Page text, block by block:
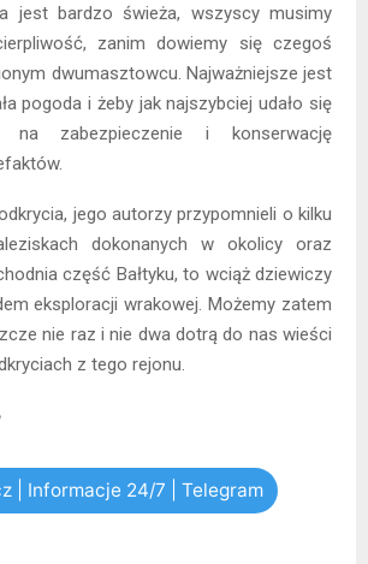
jest bardzo świeża, wszyscy musimy
zanim dowiemy się czegoś
dwumasztowcu. Najważniejsze jest
pogoda i żeby jak najszybciej udało się
na zabezpieczenie i konserwację
jego autorzy przypomnieli o kilku
dokonanych w okolicy oraz
część Bałtyku, to wciąż dziewiczy
eksploracji wrakowej. Możemy zatem
nie raz i nie dwa dotrą do nas wieści
z tego rejonu.
| Informacje 24/7 | Telegram